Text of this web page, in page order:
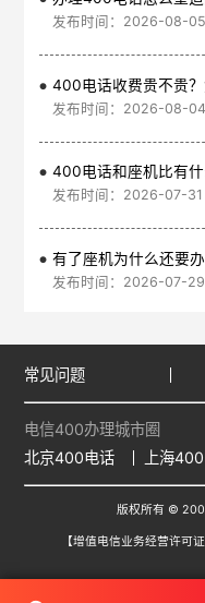
发布时间：2026-08-
400电话收费贵不贵
发布时间：2026-08-
发布时间：2026-07-31
发布时间：2026-07-
常见问题
电信400办理城市圈
北京400电话
上海
版权所有 ©
【增值电信业务经营许可